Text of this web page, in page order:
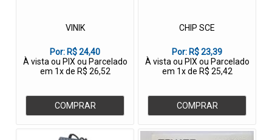
VINIK
Por: R$ 24,40
À vista ou PIX ou Parcelado
em 1x de R$ 26,52
COMPRAR
CHIP SCE
Por: R$ 23,39
À vista ou PIX ou Parcelado
em 1x de R$ 25,42
COMPRAR